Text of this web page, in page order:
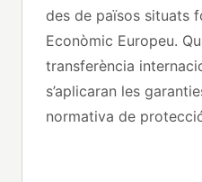
des de països situats
Econòmic Europeu.
transferència
s’aplicaran les
normativa de